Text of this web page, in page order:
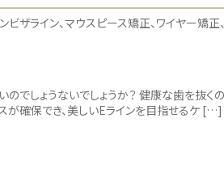
ビザライン マウスピース矯正 ワイヤー矯正
でしょうないでしょうか？ 健康な歯を抜く
が確保でき、美しいEラインを目指せるケ […]